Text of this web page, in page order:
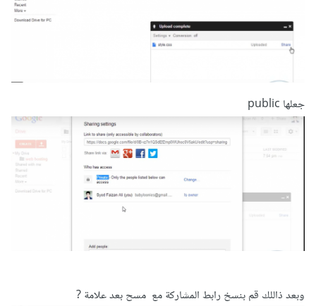
جعلها public
وبعد ذاللك قم بنسخ رابط المشاركة مع مسح بعد علامة ?